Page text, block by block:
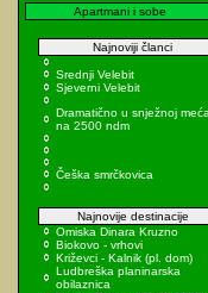
Apartmani i sobe
Najnoviji članci
Srednji Velebit
Sjeverni Velebit
Dramatično u snježnoj
na 2500 ndm
Češka smrčkovica
Najnovije destinacije
Omiska Dinara Kruzno
Biokovo - vrhovi
Križevci - Kalnik (pl. dom)
Ludbreška planinarska
obilaznica